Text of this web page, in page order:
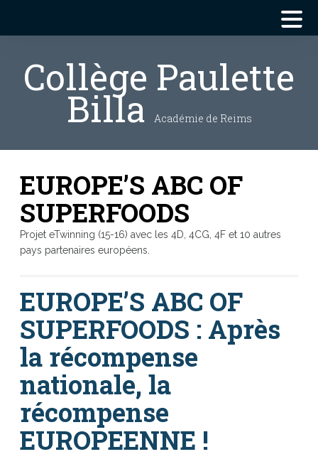
Collège Paulette
Billa Académie de Reims
EUROPE’S ABC OF
SUPERFOODS
Projet eTwinning (15-16) avec les 4D, 4CG, 4F et 10 autres
pays partenaires européens.
EUROPE’S ABC OF
SUPERFOODS : Après
la récompense
nationale, la
récompense
EUROPEENNE !